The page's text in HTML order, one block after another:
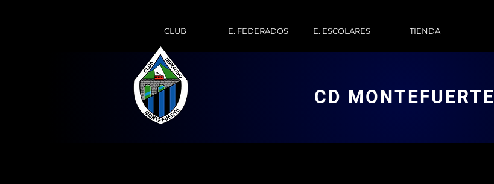
CLUB E. FEDERADOS E. ESCOLARES TIENDA
CD MONTEFUERTE